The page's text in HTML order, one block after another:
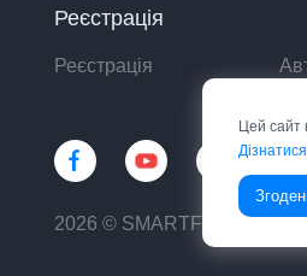
2026 © SMARTFIN UA
Реєстрація
Реєстрація
Цей сайт
Згоден